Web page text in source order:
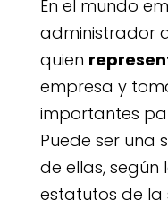
En el mundo
administrador
quien
empresa y
importantes
Puede ser una
de ellas, según
estatutos de